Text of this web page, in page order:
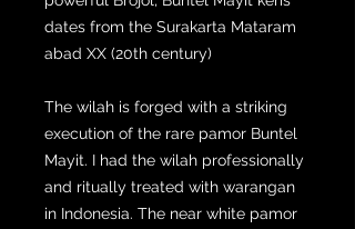
dates from the Surakarta Mataram
abad XX (20th century)
The wilah is forged with a striking
execution of the rare pamor Buntel
Mayit. I had the wilah professionally
and ritually treated with warangan
in Indonesia. The near white pamor